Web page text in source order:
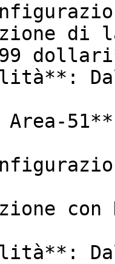
di
Area-51**
con